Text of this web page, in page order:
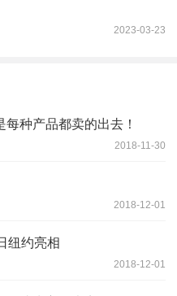
2023-03-23
种产品都卖的出去！
2018-11-30
2018-12-01
纽约亮相
2018-12-01